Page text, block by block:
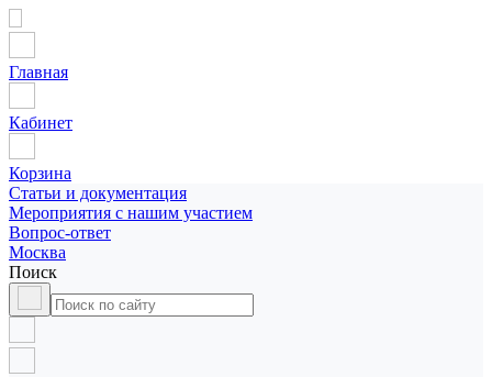
Главная
Кабинет
Корзина
Статьи и документация
Мероприятия с нашим участием
Вопрос-ответ
Москва
Поиск